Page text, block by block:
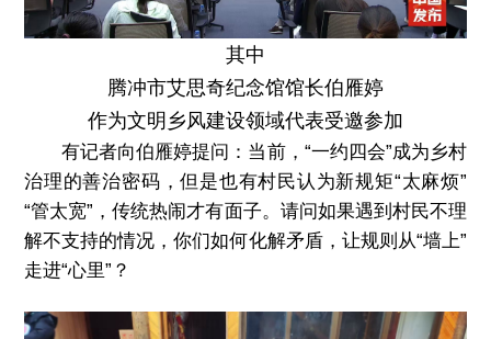
其中
腾冲市艾思奇纪念馆馆长伯雁婷
作为文明乡风建设领域代表受邀参加
有记者向伯雁婷提问：当前，“一约四会”成为乡村
治理的善治密码，但是也有村民认为新规矩“太麻烦”
“管太宽”，传统热闹才有面子。请问如果遇到村民不理
解不支持的情况，你们如何化解矛盾，让规则从“墙上”
走进“心里”？